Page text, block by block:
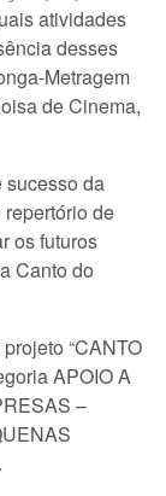
atividades
desses
Metragem
de Cinema,
sucesso da
de
os futuros
Canto do
“CANTO
APOIO A
–